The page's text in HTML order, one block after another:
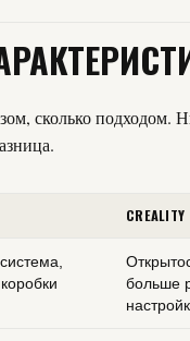
сколько подходом.
CREALITY
больше